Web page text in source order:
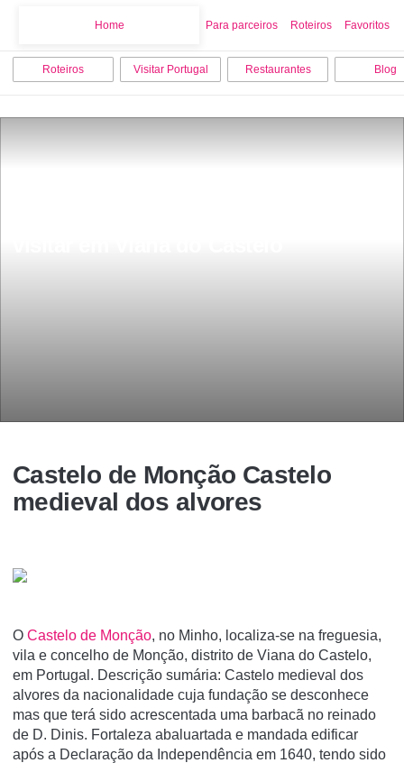
Home Para parceiros Roteiros Favoritos
Roteiros Visitar Portugal Restaurantes Blog
Castelo de Monção Castelo
medieval dos alvores
O Castelo de Monção, no Minho, localiza-se na freguesia,
vila e concelho de Monção, distrito de Viana do Castelo,
em Portugal. Descrição sumária: Castelo medieval dos
alvores da nacionalidade cuja fundação se desconhece
mas que terá sido acrescentada uma barbacã no reinado
de D. Dinis. Fortaleza abaluartada e mandada edificar
após a Declaração da Independência em 1640, tendo sido